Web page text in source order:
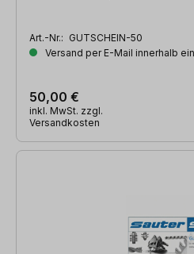
Art.-Nr.: GUTSCHEIN-50
Versand per E-Mail innerhalb
50,00 €
inkl. MwSt. zzgl.
Versandkosten